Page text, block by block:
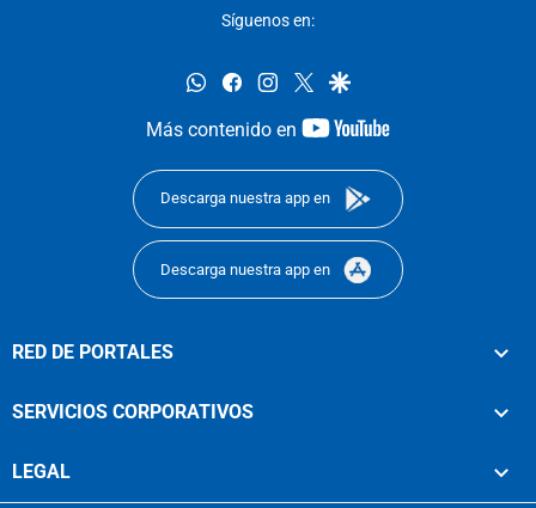
Síguenos en:
whatsappfacebookinstagram
twittergoogle
Más contenido en
youtube-
Descarga nuestra app en
Descarga nuestra app en
RED DE PORTALES
SERVICIOS CORPORATIVOS
LEGAL